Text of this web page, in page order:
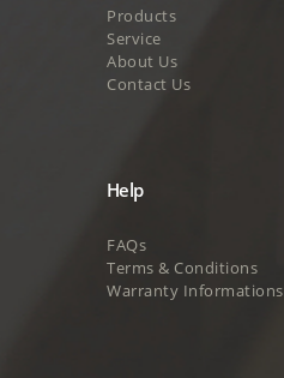
Products
Service
About Us
Contact Us
Help
FAQs
Terms & Conditions
Warranty Informations